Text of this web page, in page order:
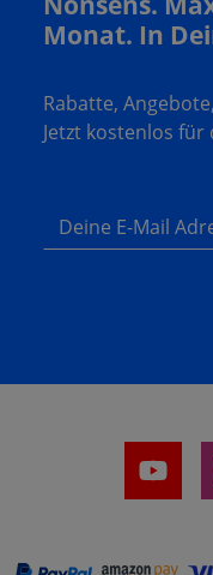
Monat. In
Rabatte,
Jetzt kostenlos für
Deine E-Mail